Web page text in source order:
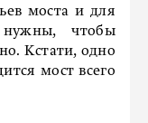
моста и для
нужны, чтобы
Кстати, одно
мост всего